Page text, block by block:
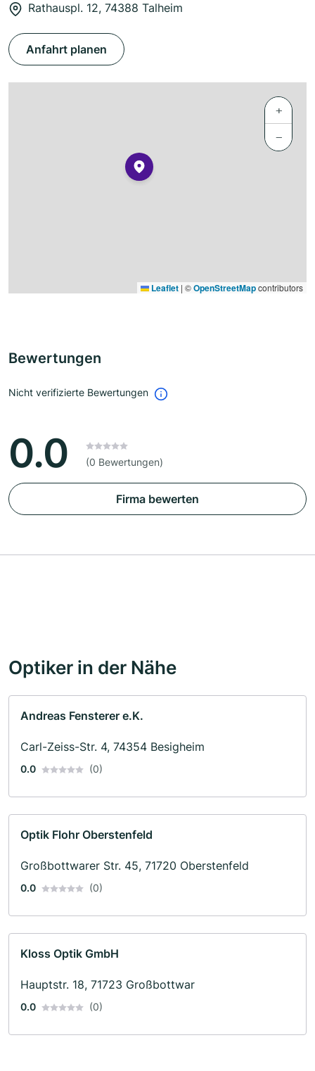
Rathauspl. 12, 74388 Talheim
Anfahrt planen
+
−
Leaflet | ©OpenStreetMapcontributors
Bewertungen
Nicht verifizierte Bewertungen
0.0 (0 Bewertungen)
Firma bewerten
Optiker in der Nähe
Andreas Fensterer e.K.
Carl-Zeiss-Str. 4, 74354 Besigheim
0.0 (0)
Optik Flohr Oberstenfeld
Großbottwarer Str. 45, 71720 Oberstenfeld
0.0 (0)
Kloss Optik GmbH
Hauptstr. 18, 71723 Großbottwar
0.0 (0)